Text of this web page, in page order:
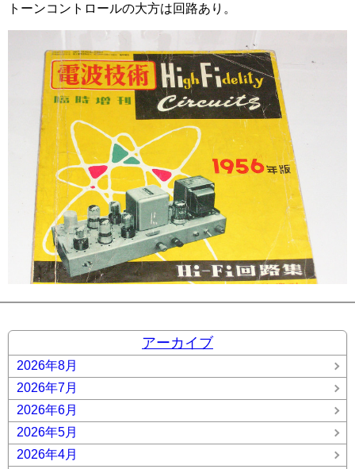
トーンコントロールの大方は回路あり。
アーカイブ
2026年8月
2026年7月
2026年6月
2026年5月
2026年4月